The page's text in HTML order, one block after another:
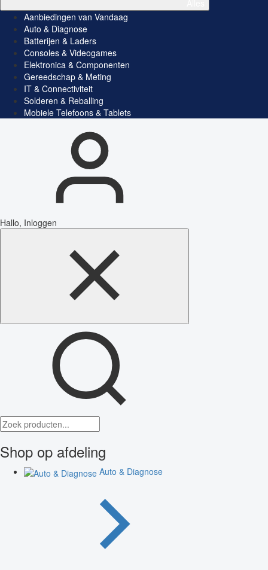
Aanbiedingen van Vandaag
Auto & Diagnose
Batterijen & Laders
Consoles & Videogames
Elektronica & Componenten
Gereedschap & Meting
IT & Connectiviteit
Solderen & Reballing
Mobiele Telefoons & Tablets
Hallo, Inloggen
Shop op afdeling
Auto & Diagnose